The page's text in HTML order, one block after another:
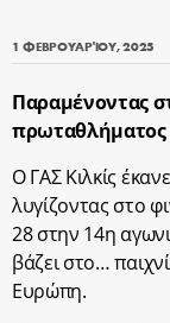
1 ΦΕΒΡΟΥΑΡΊΟΥ, 2025
Παραμένοντας
πρωταθλήματος
Ο ΓΑΣ Κιλκίς
λυγίζοντας στο
28 στην 14η
βάζει στο…
Ευρώπη.